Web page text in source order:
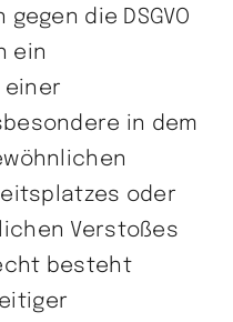
die DSGVO
ein
einer
in dem
oder
Verstoßes
besteht